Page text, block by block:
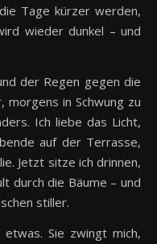
Tage kürzer werden,
wieder dunkel – und
der Regen gegen die
in Schwung zu
Ich liebe das Licht,
auf der Terrasse,
Jetzt sitze ich drinnen,
durch die Bäume – und
stiller.
Sie zwingt mich,